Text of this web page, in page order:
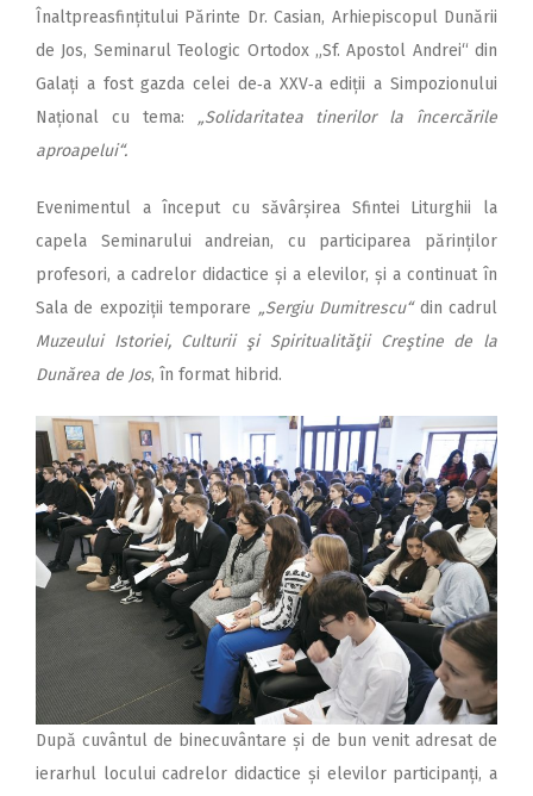
Înaltpreasfințitului Părinte Dr. Casian, Arhiepiscopul Dunării
de Jos, Seminarul Teologic Ortodox „Sf. Apostol Andrei“ din
Galați a fost gazda celei de‑a XXV‑a ediții a Simpozionului
Național cu tema: „Solidaritatea tinerilor la încercările
aproapelui“.
Evenimentul a început cu săvârșirea Sfintei Liturghii la
capela Seminarului andreian, cu participarea părinților
profesori, a cadrelor didactice și a elevilor, și a continuat în
Sala de expoziții temporare „Sergiu Dumitrescu“din cadrul
Muzeului Istoriei, Culturii şi Spiritualităţii Creştine de la
Dunărea de Jos, în format hibrid.
După cuvântul de binecuvântare și de bun venit adresat de
ierarhul locului cadrelor didactice și elevilor participanți, a